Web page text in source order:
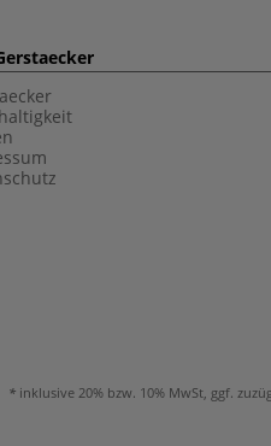
inklusive 20% bzw. 10% MwSt, ggf.